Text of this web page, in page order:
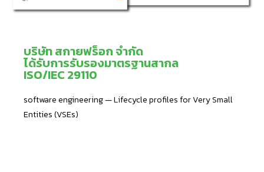
บริษัท สกายฟร็อก จำกัด
ได้รับการรับรองมาตรฐานสากล
ISO/IEC 29110
software engineering — Lifecycle profiles for Very Small
Entities (VSEs)